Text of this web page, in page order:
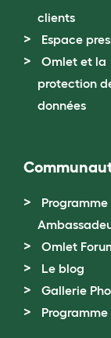
clients
Espace
Omlet et la
protection
données
Programme
Omlet
Le blog
Gallerie